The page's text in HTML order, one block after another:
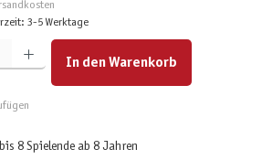
3-5 Werktage
Wert ein oder benutze die Schaltflächen um die Anzahl zu
In den Warenkorb
8 Spielende ab 8 Jahren